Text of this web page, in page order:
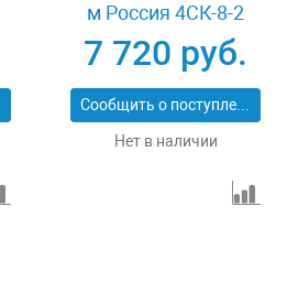
м Россия 4СК-8-2
7 720 руб.
Сообщить о поступлении
Нет в наличии